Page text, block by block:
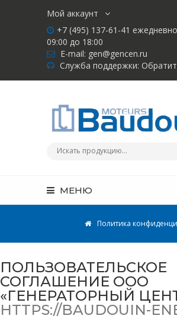
Мой аккаунт
+7 (495) 137-61-41
09:00 до 18:00
E-mail: gen@gencen.ru
Служба поддержки:
МЕНЮ
Политика
ПОЛЬЗОВАТЕЛЬСКОЕ
СОГЛАШЕНИЕ ООО
«ГЕНЕРАТОРНЫЙ
HTTPS://BAUDOUIN-